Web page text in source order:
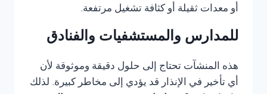
أو معدات ثقيلة أو كثافة تشغيل مرتفعة.
للمدارس والمستشفيات والفنادق
هذه المنشآت تحتاج إلى حلول دقيقة وموثوقة لأن
أي تأخير في الإنذار قد يؤدي إلى مخاطر كبيرة. لذلك